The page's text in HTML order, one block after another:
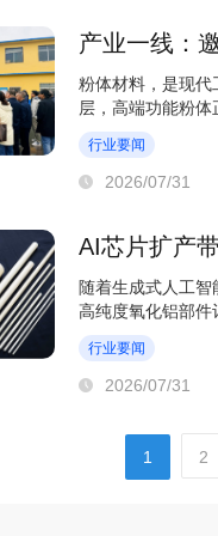
产业一线：
粉体材料，是现代
层，高端功能粉
制造业升级的重要...
行业要闻
2026/07/31
AI芯片扩产
随着生成式人工
高纯度氧化铝部件
为上年同期的1.5倍
行业要闻
2026/07/31
1 2